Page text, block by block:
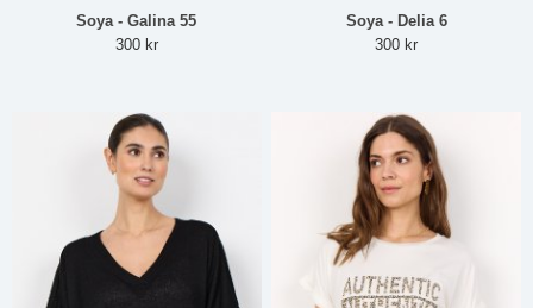
Soya - Galina 55
300 kr
Soya - Delia 6
300 kr